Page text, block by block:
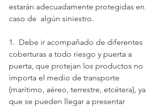
estarán adecuadamente protegidas en
caso de  algún siniestro.
1.  Debe ir acompañado de diferentes
coberturas a todo riesgo y puerta a
puerta, que protejan los productos no
importa el medio de transporte
(marítimo, aéreo, terrestre, etcétera), ya
que se pueden llegar a presentar